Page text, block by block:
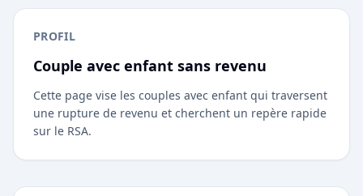
PROFIL
Couple avec enfant sans revenu
Cette page vise les couples avec enfant qui traversent
une rupture de revenu et cherchent un repère rapide
sur le RSA.